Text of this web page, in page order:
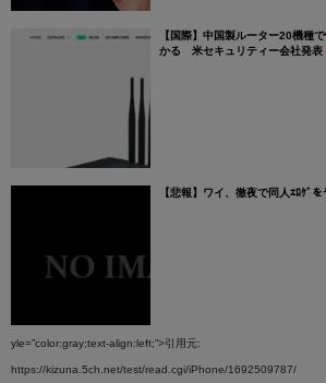
【国際】中国製ルーター20機種
かる 米セキュリティー会社発表
【悲報】ワイ、徹夜で同人ｴﾛｹﾞ
yle=”color:gray;text-align:left;”>引用元:
https://kizuna.5ch.net/test/read.cgi/iPhone/1692509787/